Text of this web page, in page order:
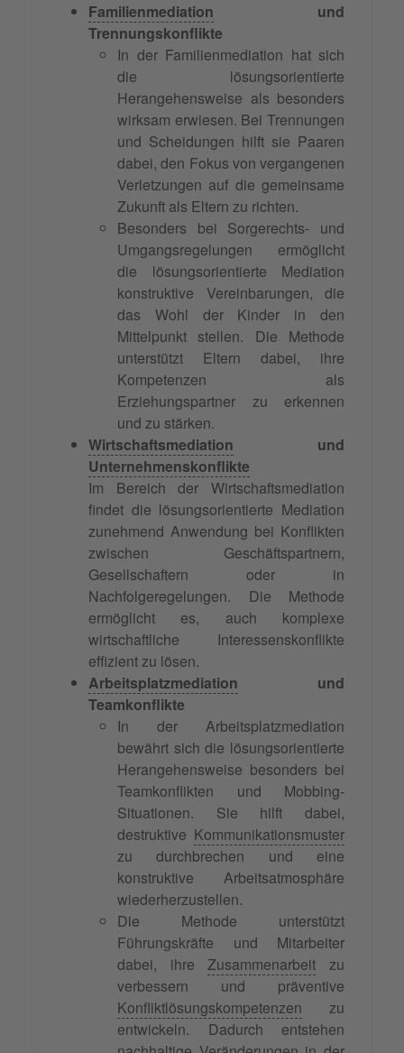
Familienmediation und
Trennungskonflikte
In der Familienmediation hat sich
die lösungsorientierte
Herangehensweise als besonders
wirksam erwiesen. Bei Trennungen
und Scheidungen hilft sie Paaren
dabei, den Fokus von vergangenen
Verletzungen auf die gemeinsame
Zukunft als Eltern zu richten.
Besonders bei Sorgerechts- und
Umgangsregelungen ermöglicht
die lösungsorientierte Mediation
konstruktive Vereinbarungen, die
das Wohl der Kinder in den
Mittelpunkt stellen. Die Methode
unterstützt Eltern dabei, ihre
Kompetenzen als
Erziehungspartner zu erkennen
und zu stärken.
Wirtschaftsmediation und
Unternehmenskonflikte
Im Bereich der Wirtschaftsmediation
findet die lösungsorientierte Mediation
zunehmend Anwendung bei Konflikten
zwischen Geschäftspartnern,
Gesellschaftern oder in
Nachfolgeregelungen. Die Methode
ermöglicht es, auch komplexe
wirtschaftliche Interessenskonflikte
effizient zu lösen.
Arbeitsplatzmediation und
Teamkonflikte
In der Arbeitsplatzmediation
bewährt sich die lösungsorientierte
Herangehensweise besonders bei
Teamkonflikten und Mobbing-
Situationen. Sie hilft dabei,
destruktive Kommunikationsmuster
zu durchbrechen und eine
konstruktive Arbeitsatmosphäre
wiederherzustellen.
Die Methode unterstützt
Führungskräfte und Mitarbeiter
dabei, ihreZusammenarbeit zu
verbessern und präventive
Konfliktlösungskompetenzen zu
entwickeln. Dadurch entstehen